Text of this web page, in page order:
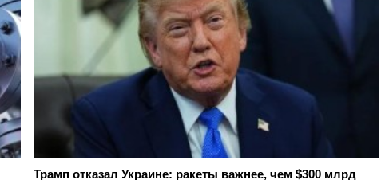
Трамп отказал Украине: ракеты важнее, чем $300 млрд